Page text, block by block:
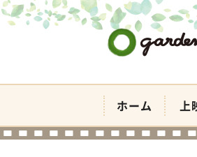
ホーム 上